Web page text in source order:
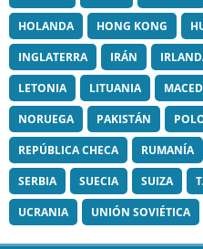
HOLANDA
HONG KONG
INGLATERRA
IRÁN
LETONIA
LITUANIA
NORUEGA
PAKISTÁN
REPÚBLICA CHECA
RUMANÍA
SERBIA
SUECIA SUIZA
UCRANIA
UNIÓN SOVIÉTICA